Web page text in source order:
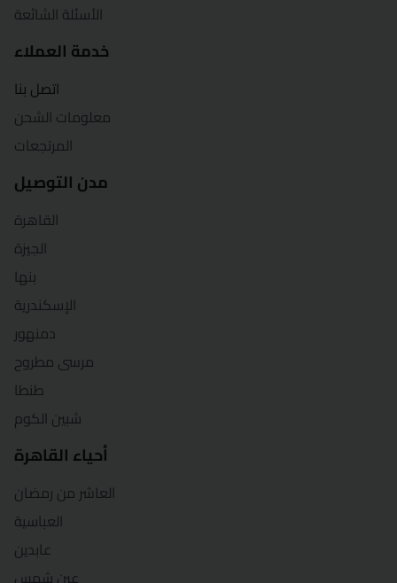
الأسئلة الشائعة
خدمة العملاء
اتصل بنا
معلومات الشحن
المرتجعات
مدن التوصيل
القاهرة
الجيزة
بنها
الإسكندرية
دمنهور
مرسى مطروح
طنطا
شبين الكوم
أحياء القاهرة
العاشر من رمضان
العباسية
عابدين
عين شمس